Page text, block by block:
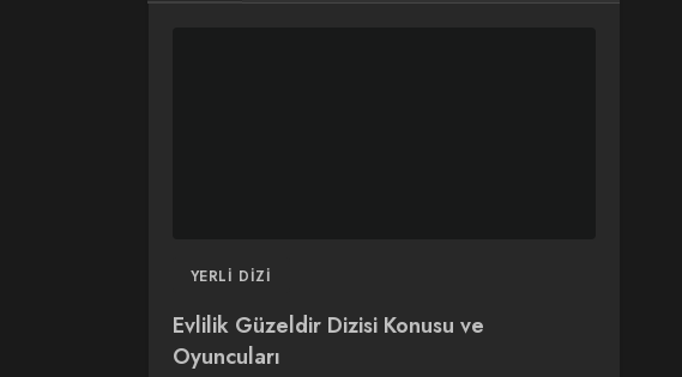
YERLI DIZI
Evlilik Güzeldir Dizisi Konusu ve
Oyuncuları